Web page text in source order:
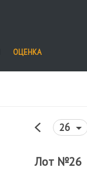
ОЦЕНКА
26
Лот №26